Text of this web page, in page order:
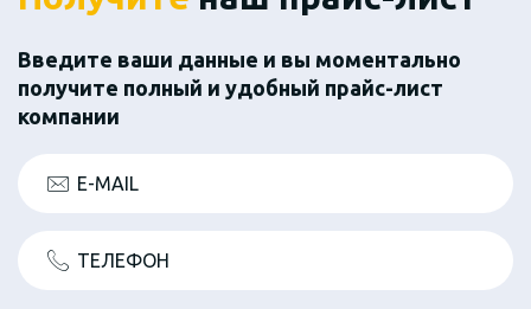
Введите ваши данные и вы моментально
получите полный и удобный прайс-лист
компании
E-MAIL
ТЕЛЕФОН